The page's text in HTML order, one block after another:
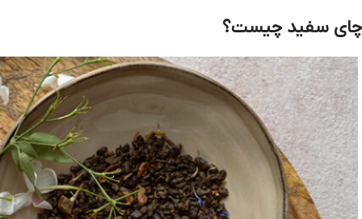
چای سفید چیست؟